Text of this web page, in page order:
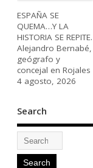
ESPAÑA SE
QUEMA…Y LA
HISTORIA SE REPITE.
Alejandro Bernabé,
geógrafo y
concejal en Rojales
4 agosto, 2026
Search